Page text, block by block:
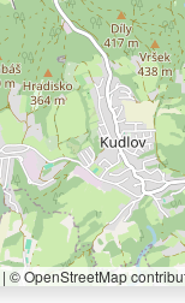
| © OpenStreetMap